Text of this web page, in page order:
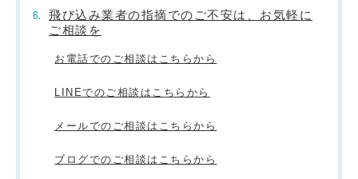
飛び込み業者の指摘でのご不安は、お気軽に
ご相談を
お電話でのご相談はこちらから
LINEでのご相談はこちらから
メールでのご相談はこちらから
ブログでのご相談はこちらから